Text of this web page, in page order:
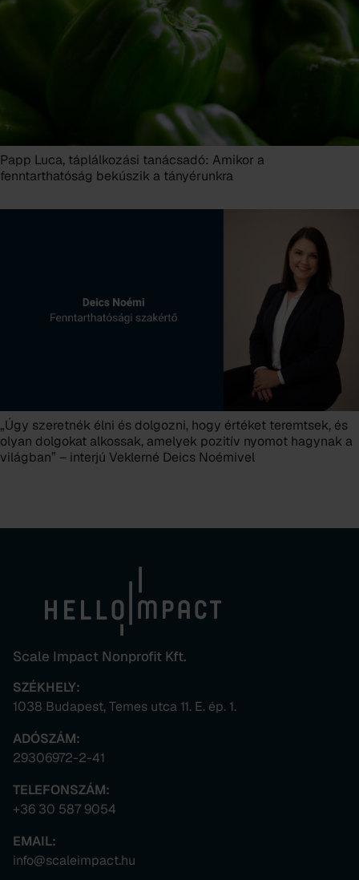
Papp Luca, táplálkozási tanácsadó: Amikor a
fenntarthatóság bekúszik a tányérunkra
„Úgy szeretnék élni és dolgozni, hogy értéket teremtsek, és
olyan dolgokat alkossak, amelyek pozitív nyomot hagynak a
világban” – interjú Veklerné Deics Noémivel
Scale Impact Nonprofit Kft.
SZÉKHELY:
1038 Budapest, Temes utca 11. E. ép. 1.
ADÓSZÁM:
29306972-2-41
TELEFONSZÁM:
+36 30 587 9054
EMAIL:
info@scaleimpact.hu